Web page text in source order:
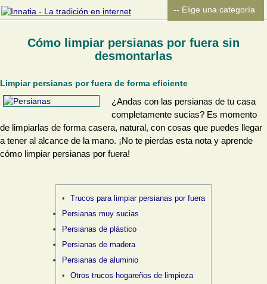
Cómo limpiar persianas por fuera sin
desmontarlas
Limpiar persianas por fuera de forma eficiente
¿Andas con las persianas de tu casa
completamente sucias? Es momento
de limpiarlas de forma casera, natural, con cosas que puedes llegar
a tener al alcance de la mano. ¡No te pierdas esta nota y aprende
cómo limpiar persianas por fuera!
Trucos para limpiar persianas por fuera
Persianas muy sucias
Persianas de plástico
Persianas de madera
Persianas de aluminio
Otros trucos hogareños de limpieza